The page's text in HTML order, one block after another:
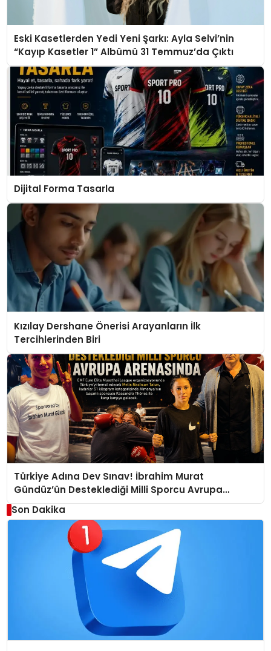
Eski Kasetlerden Yedi Yeni Şarkı: Ayla Selvi’nin
“Kayıp Kasetler 1” Albümü 31 Temmuz’da Çıktı
Dijital Forma Tasarla
Kızılay Dershane Önerisi Arayanların İlk
Tercihlerinden Biri
Türkiye Adına Dev Sınav! İbrahim Murat
Gündüz’ün Desteklediği Milli Sporcu Avrupa
Arenasında
Son Dakika